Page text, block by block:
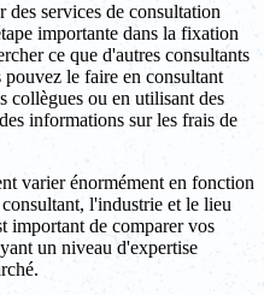
services de consultation
importante dans la fixation
ce que d'autres consultants
le faire en consultant
collègues ou en utilisant des
informations sur les frais de
varier énormément en fonction
l'industrie et le lieu
important de comparer vos
un niveau d'expertise